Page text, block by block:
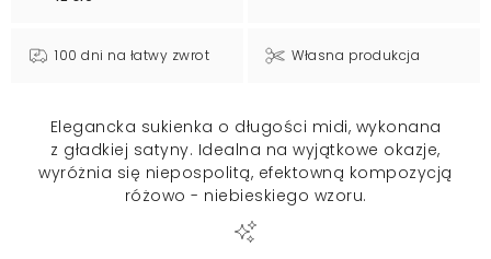
100 dni na łatwy zwrot Własna produkcja
Elegancka sukienka o długości midi, wykonana
z gładkiej satyny. Idealna na wyjątkowe okazje,
wyróżnia się niepospolitą, efektowną kompozycją
różowo - niebieskiego wzoru.